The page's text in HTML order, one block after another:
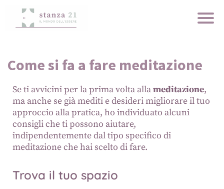
Come si fa a fare meditazione
Se ti avvicini per la prima volta allameditazione,
ma anche se già mediti e desideri migliorare il tuo
approccio alla pratica, ho individuato alcuni
consigli che ti possono aiutare,
indipendentemente dal tipo specifico di
meditazione che hai scelto di fare.
Trova il tuo spazio